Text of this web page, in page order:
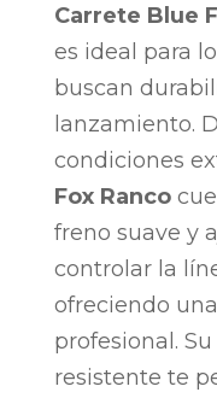
Carrete Blue
es ideal para
buscan
lanzamiento.
condiciones
Fox Ranco
freno suave y
controlar la
ofreciendo
profesional.
resistente te